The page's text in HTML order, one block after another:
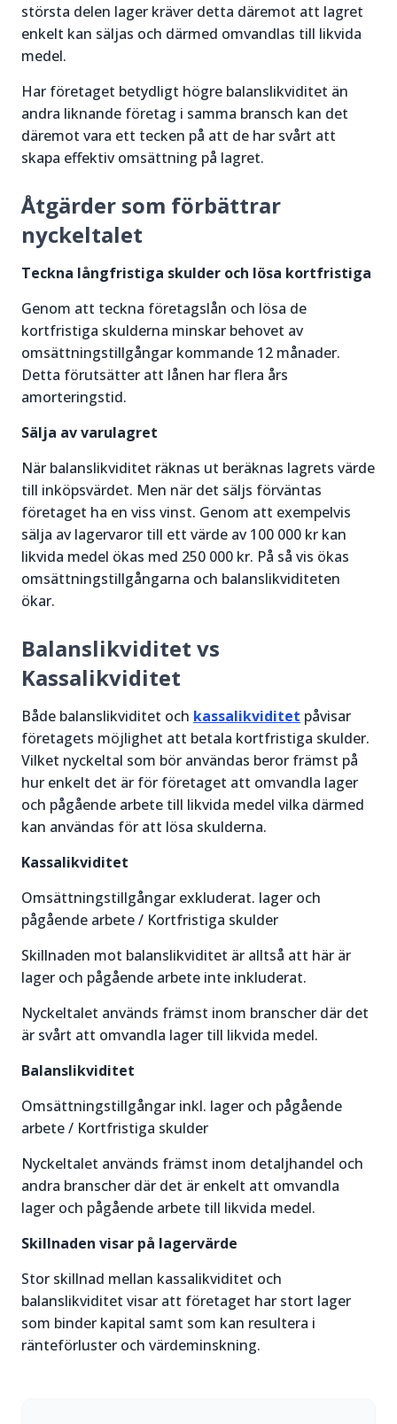
största delen lager kräver detta däremot att lagret
enkelt kan säljas och därmed omvandlas till likvida
medel.
Har företaget betydligt högre balanslikviditet än
andra liknande företag i samma bransch kan det
däremot vara ett tecken på att de har svårt att
skapa effektiv omsättning på lagret.
Åtgärder som förbättrar
nyckeltalet
Teckna långfristiga skulder och lösa kortfristiga
Genom att teckna företagslån och lösa de
kortfristiga skulderna minskar behovet av
omsättningstillgångar kommande 12 månader.
Detta förutsätter att lånen har flera års
amorteringstid.
Sälja av varulagret
När balanslikviditet räknas ut beräknas lagrets värde
till inköpsvärdet. Men när det säljs förväntas
företaget ha en viss vinst. Genom att exempelvis
sälja av lagervaror till ett värde av 100 000 kr kan
likvida medel ökas med 250 000 kr. På så vis ökas
omsättningstillgångarna och balanslikviditeten
ökar.
Balanslikviditet vs
Kassalikviditet
Både balanslikviditet och kassalikviditet påvisar
företagets möjlighet att betala kortfristiga skulder.
Vilket nyckeltal som bör användas beror främst på
hur enkelt det är för företaget att omvandla lager
och pågående arbete till likvida medel vilka därmed
kan användas för att lösa skulderna.
Kassalikviditet
Omsättningstillgångar exkluderat. lager och
pågående arbete / Kortfristiga skulder
Skillnaden mot balanslikviditet är alltså att här är
lager och pågående arbete inte inkluderat.
Nyckeltalet används främst inom branscher där det
är svårt att omvandla lager till likvida medel.
Balanslikviditet
Omsättningstillgångar inkl. lager och pågående
arbete / Kortfristiga skulder
Nyckeltalet används främst inom detaljhandel och
andra branscher där det är enkelt att omvandla
lager och pågående arbete till likvida medel.
Skillnaden visar på lagervärde
Stor skillnad mellan kassalikviditet och
balanslikviditet visar att företaget har stort lager
som binder kapital samt som kan resultera i
ränteförluster och värdeminskning.